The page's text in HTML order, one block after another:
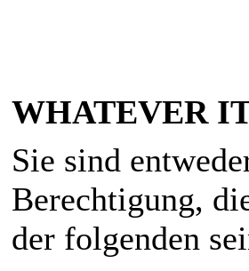
WHATEVER
Sie sind
Berechtigung,
der folgenden